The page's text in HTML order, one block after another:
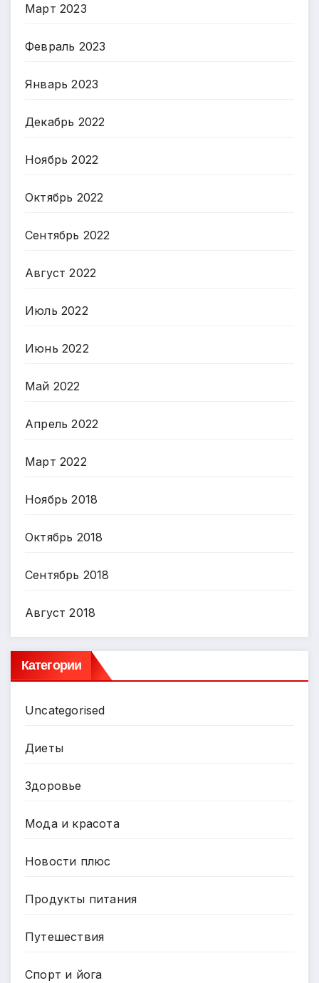
Март 2023
Февраль 2023
Январь 2023
Декабрь 2022
Ноябрь 2022
Октябрь 2022
Сентябрь 2022
Август 2022
Июль 2022
Июнь 2022
Май 2022
Апрель 2022
Март 2022
Ноябрь 2018
Октябрь 2018
Сентябрь 2018
Август 2018
Категории
Uncategorised
Диеты
Здоровье
Мода и красота
Новости плюс
Продукты питания
Путешествия
Спорт и йога